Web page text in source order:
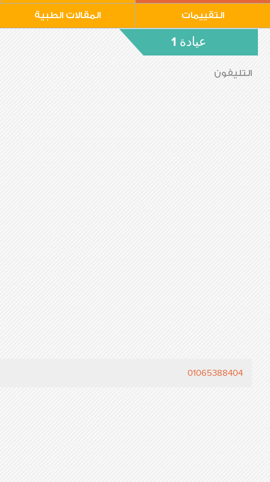
التقييمات المقالات الطبية
عيادة 1
التليفون
01065388404